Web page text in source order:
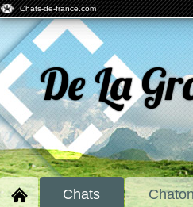
Chats-de-france.com
De La
Chats